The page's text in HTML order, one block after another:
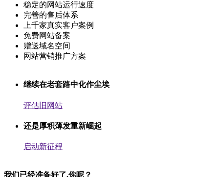
稳定的网站运行速度
完善的售后体系
上千家真实客户案例
免费网站备案
赠送域名空间
网站营销推广方案
继续在老套路中化作尘埃
评估旧网站
还是厚积薄发重新崛起
启动新征程
我们已经准备好了,你呢？